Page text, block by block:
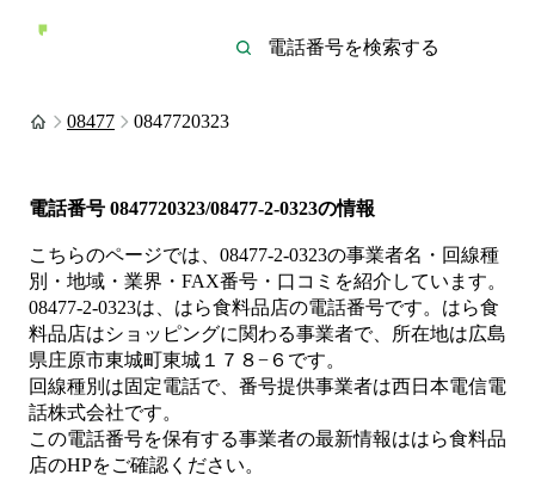
08477 0847720323
電話番号 0847720323/08477-2-0323の情報
こちらのページでは、 08477-2-0323の事業者名・回線種
別・地域・業界・FAX番号・口コミを紹介しています。
08477-2-0323は、 はら食料品店の電話番号です。 はら食
料品店はショッピングに関わる事業者で、所在地は広島
県庄原市東城町東城１７８−６ です。
回線種別は固定電話で、番号提供事業者は西日本電信電
話株式会社です。
この電話番号を保有する事業者の最新情報ははら食料品
店のHPをご確認ください。